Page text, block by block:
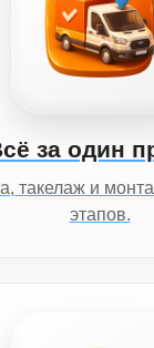
за один
такелаж и
этапов.